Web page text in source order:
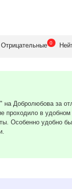
Отрицательные 0
Добролюбова за
проходило в
Особенно удобно